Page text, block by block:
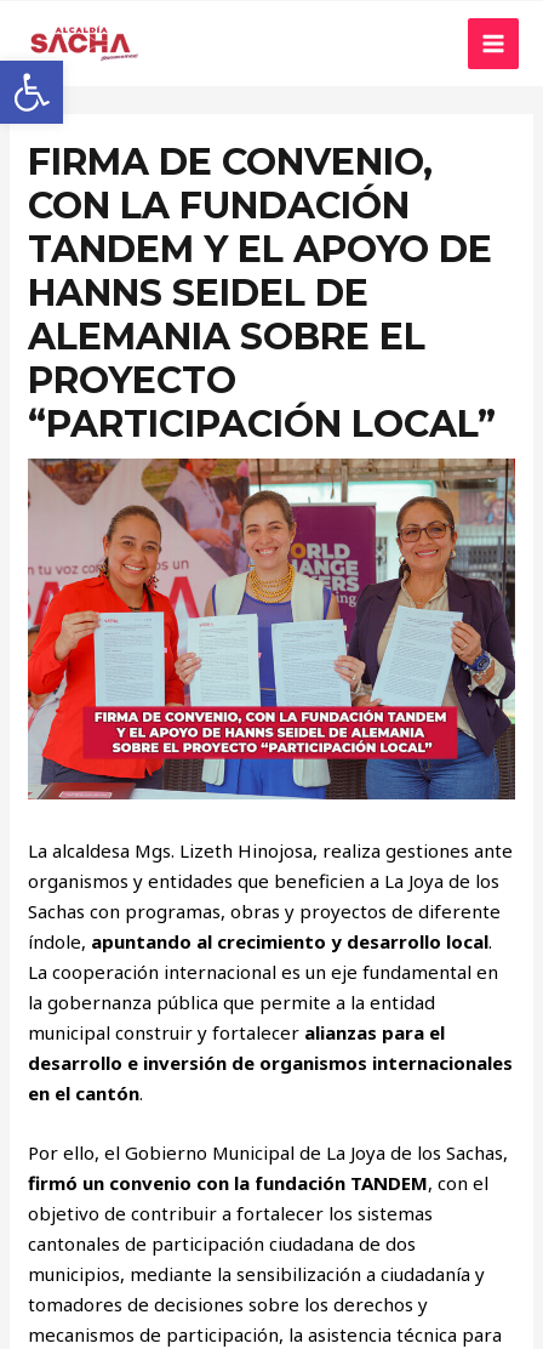
Abrir barra de herramientas
FIRMA DE CONVENIO,
CON LA FUNDACIÓN
TANDEM Y EL APOYO DE
HANNS SEIDEL DE
ALEMANIA SOBRE EL
PROYECTO
“PARTICIPACIÓN LOCAL”
La alcaldesa Mgs. Lizeth Hinojosa, realiza gestiones ante
organismos y entidades que beneficien a La Joya de los
Sachas con programas, obras y proyectos de diferente
índole, apuntando al crecimiento y desarrollo local.
La cooperación internacional es un eje fundamental en
la gobernanza pública que permite a la entidad
municipal construir y fortalecer alianzas para el
desarrollo e inversión de organismos internacionales
en el cantón.
Por ello, el Gobierno Municipal de La Joya de los Sachas,
firmó un convenio con la fundación TANDEM, con el
objetivo de contribuir a fortalecer los sistemas
cantonales de participación ciudadana de dos
municipios, mediante la sensibilización a ciudadanía y
tomadores de decisiones sobre los derechos y
mecanismos de participación, la asistencia técnica para